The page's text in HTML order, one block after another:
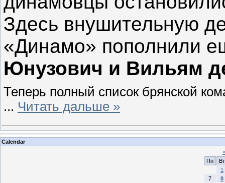
Здесь внушительную
«Динамо» пополнили
Юнузович и Вильям
Теперь полный список брянской
... Читать дальше »
Calendar
«
Пн
Вт
1
7
8